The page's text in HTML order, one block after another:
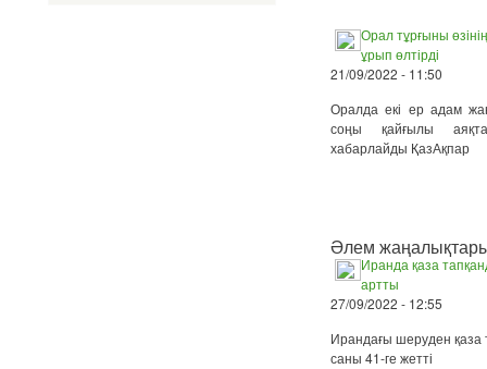
Орал тұрғыны
ұрып өлтірді
21/09/2022 - 11:50
Оралда екі ер адам
соңы қайғылы
хабарлайды ҚазАқпар
Әлем
Иранда қаза
артты
27/09/2022 - 12:55
Ирандағы шеруден қаза
саны 41-ге жетті